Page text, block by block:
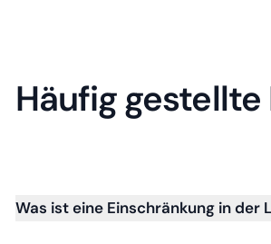
Häufig gestellte
Was ist eine Einschränkung in der